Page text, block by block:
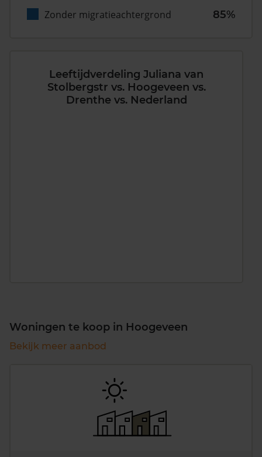
Zonder migratieachtergrond
85%
Leeftijdverdeling Juliana van
Stolbergstr vs. Hoogeveen vs.
Drenthe vs. Nederland
Woningen te koop in Hoogeveen
Bekijk meer aanbod